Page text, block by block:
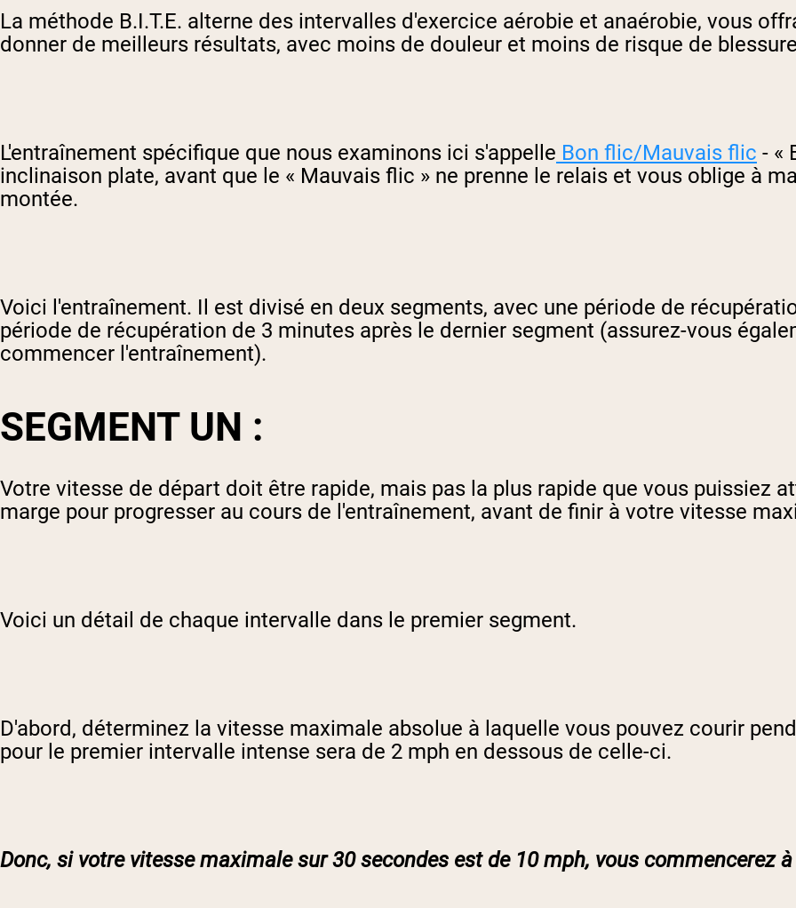
La méthode B.I.T.E. alterne des intervalles d'exercice aérobie et anaérobie, vous
donner de meilleurs résultats, avec moins de douleur et moins de risque de
L'entraînement spécifique que nous examinons ici s'appelle Bon flic/Mauvais flic - «
inclinaison plate, avant que le « Mauvais flic » ne prenne le relais et vous oblige à
montée.
Voici l'entraînement. Il est divisé en deux segments, avec une période de
période de récupération de 3 minutes après le dernier segment (assurez-vous
commencer l'entraînement).
SEGMENT UN :
Votre vitesse de départ doit être rapide, mais pas la plus rapide que vous puissiez
marge pour progresser au cours de l'entraînement, avant de finir à votre vitesse
Voici un détail de chaque intervalle dans le premier segment.
D'abord, déterminez la vitesse maximale absolue à laquelle vous pouvez courir
pour le premier intervalle intense sera de 2 mph en dessous de celle-ci.
Donc, si votre vitesse maximale sur 30 secondes est de 10 mph, vous commencerez